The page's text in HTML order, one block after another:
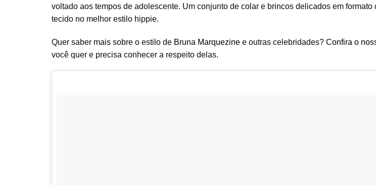
voltado aos tempos de adolescente. Um conjunto de colar e brincos delicados em
tecido no melhor estilo hippie.
Quer saber mais sobre o estilo de Bruna Marquezine e outras celebridades? Confira o
você quer e precisa conhecer a respeito delas.